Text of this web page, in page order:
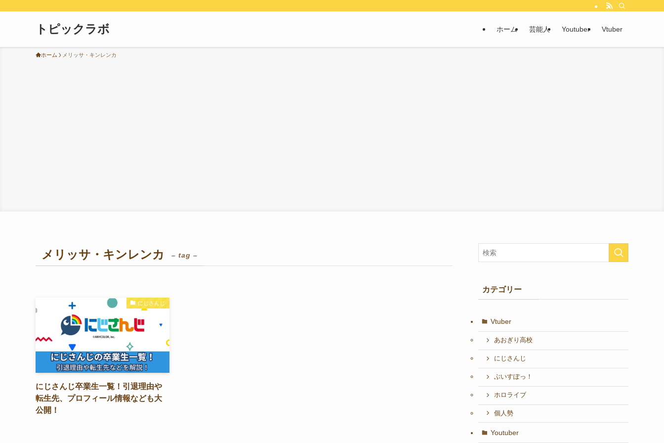
トピックラボ ホーム 芸能人 Youtuber Vtuber
ホーム メリッサ・キンレンカ
メリッサ・キンレンカ – tag –
にじさんじ
にじさんじ卒業生一覧！引退理由や
転生先、プロフィール情報なども大
公開！
カテゴリー
Vtuber
あおぎり高校
にじさんじ
ぶいすぽっ！
ホロライブ
個人勢
Youtuber